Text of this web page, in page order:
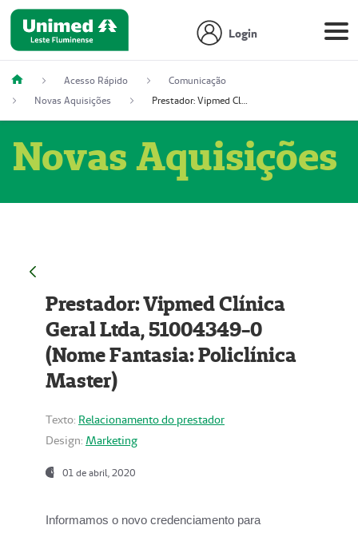
Login
Acesso Rápido
Comunicação
Novas Aquisições
Prestador: Vipmed Clínica Geral Ltda, 51004349-0 (Nome Fantasia: Policlínica Master)
Novas Aquisições
Prestador: Vipmed Clínica
Geral Ltda, 51004349-0
(Nome Fantasia: Policlínica
Master)
Texto: Relacionamento do prestador
Design: Marketing
01 de abril, 2020
Informamos o novo credenciamento para